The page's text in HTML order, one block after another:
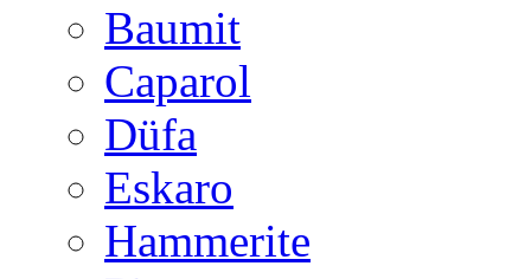
Baumit
Caparol
Düfa
Eskaro
Hammerite